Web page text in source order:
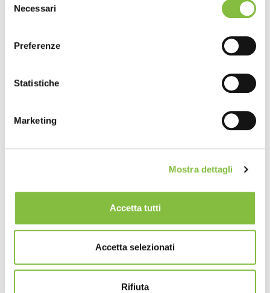
delNecessari
Preferenze
Statistiche
Marketing
Mostra dettagli
Accetta tutti
Accetta selezionati
Rifiuta